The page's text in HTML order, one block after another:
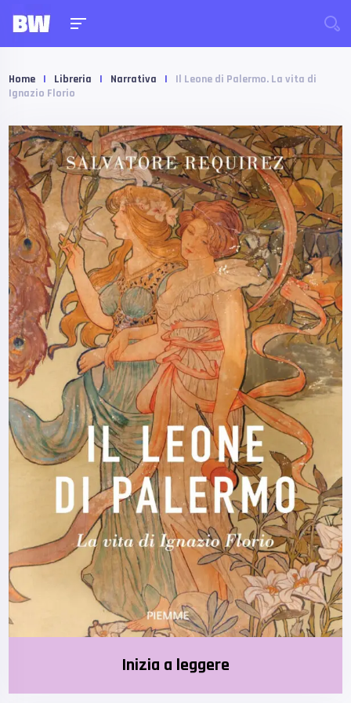
Home | Libreria | Narrativa |
Il Leone di Palermo. La vita di
Ignazio Florio
Inizia a leggere